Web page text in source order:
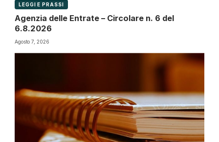
LEGGI E PRASSI
Agenzia delle Entrate – Circolare n. 6 del
6.8.2026
Agosto 7, 2026